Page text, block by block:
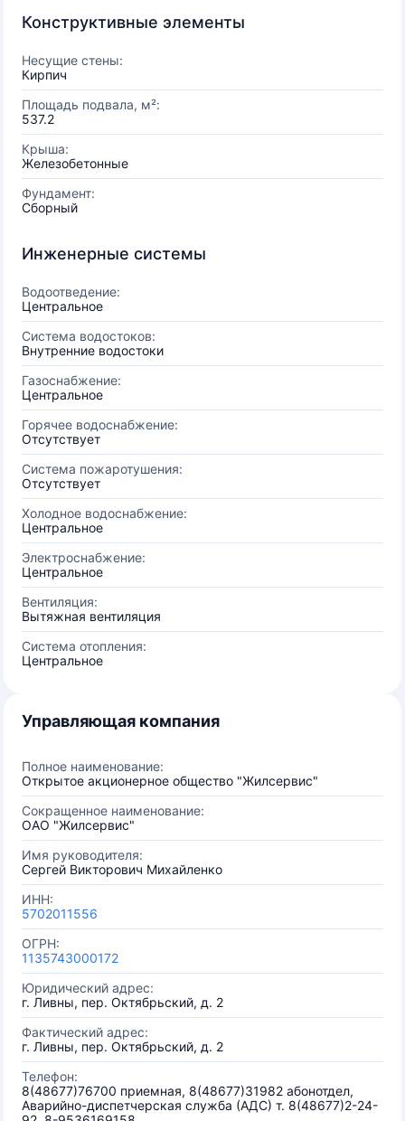
Конструктивные элементы
Несущие стены:
Кирпич
Площадь подвала, м²:
537.2
Крыша:
Железобетонные
Фундамент:
Сборный
Инженерные системы
Водоотведение:
Центральное
Система водостоков:
Внутренние водостоки
Газоснабжение:
Центральное
Горячее водоснабжение:
Отсутствует
Система пожаротушения:
Отсутствует
Холодное водоснабжение:
Центральное
Электроснабжение:
Центральное
Вентиляция:
Вытяжная вентиляция
Система отопления:
Центральное
Управляющая компания
Полное наименование:
Открытое акционерное общество "Жилсервис"
Сокращенное наименование:
ОАО "Жилсервис"
Имя руководителя:
Сергей Викторович Михайленко
ИНН:
5702011556
ОГРН:
1135743000172
Юридический адрес:
г. Ливны, пер. Октябрьский, д. 2
Фактический адрес:
г. Ливны, пер. Октябрьский, д. 2
Телефон:
8(48677)76700 приемная, 8(48677)31982 абонотдел,
Аварийно-диспетчерская служба (АДС) т. 8(48677)2-24-